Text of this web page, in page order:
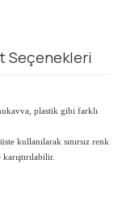
Seçenekleri
plastik gibi farklı
kullanılarak sınırsız renk